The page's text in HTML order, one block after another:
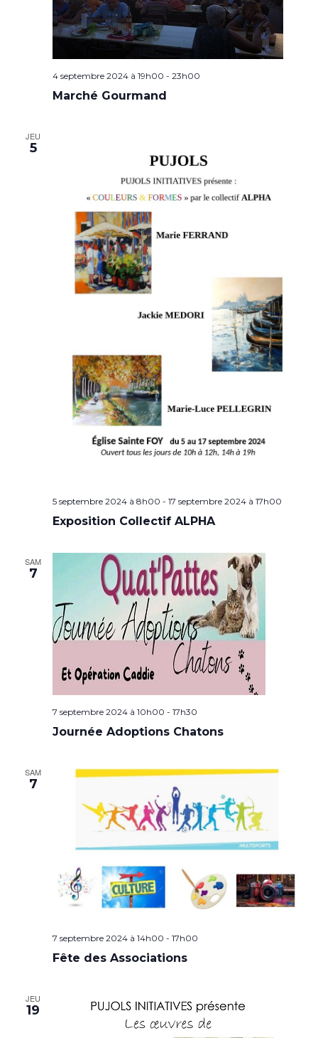
4 septembre 2024 à 19h00 - 23h00
Marché Gourmand
JEU
5
5 septembre 2024 à 8h00 - 17 septembre 2024 à 17h00
Exposition Collectif ALPHA
SAM
7
7 septembre 2024 à 10h00 - 17h30
Journée Adoptions Chatons
SAM
7
7 septembre 2024 à 14h00 - 17h00
Fête des Associations
JEU
19